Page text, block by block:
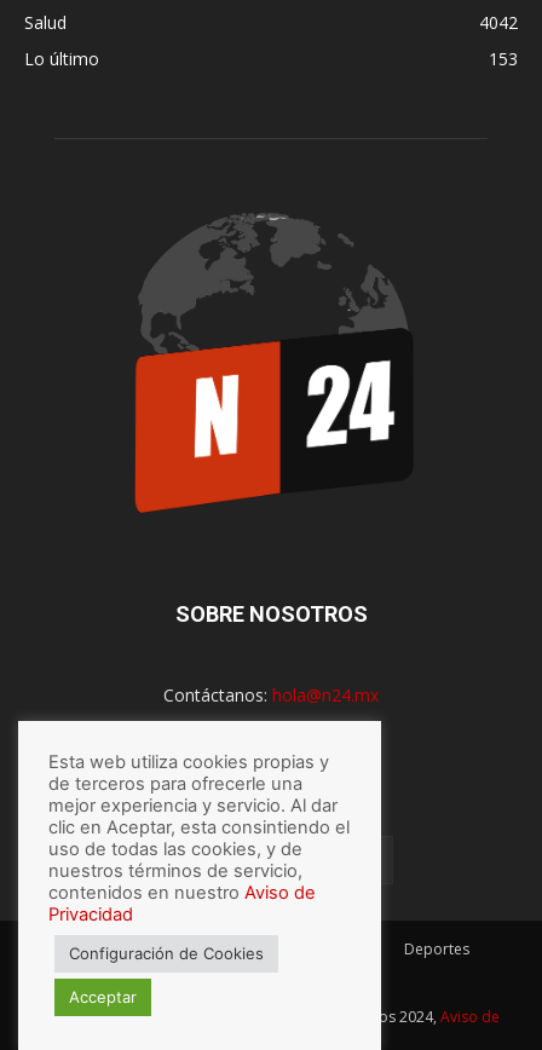
Salud
4042
Lo último
153
SOBRE NOSOTROS
Contáctanos: hola@n24.mx
SÍGUENOS
México Mundo Economía
Deportes
Espectaculos
© Hecho con por N24.mx, Derechos Reservados 2024, Aviso de
Esta web utiliza cookies propias y
de terceros para ofrecerle una
mejor experiencia y servicio. Al dar
clic en Aceptar, esta consintiendo el
uso de todas las cookies, y de
nuestros términos de servicio,
contenidos en nuestro Aviso de
Privacidad
Configuración de Cookies
Acceptar